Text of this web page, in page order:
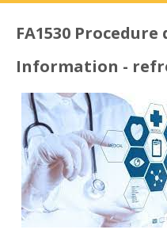
FA1530
Information -